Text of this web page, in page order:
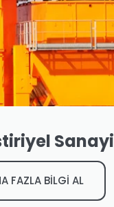
Sanayi
FAZLA BİLGİ AL